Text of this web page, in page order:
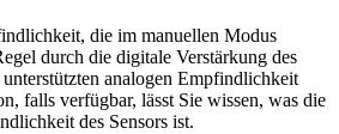
die im manuellen Modus
durch die digitale Verstärkung des
analogen Empfindlichkeit
falls verfügbar, lässt Sie wissen, was die
des Sensors ist.